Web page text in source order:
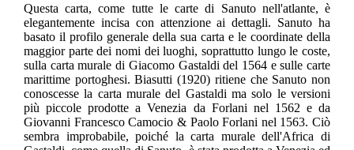
Questa carta, come tutte le carte di Sanuto nell'atlante, è
elegantemente incisa con attenzione ai dettagli. Sanuto ha
basato il profilo generale della sua carta e le coordinate della
maggior parte dei nomi dei luoghi, soprattutto lungo le coste,
sulla carta murale di Giacomo Gastaldi del 1564 e sulle carte
marittime portoghesi. Biasutti (1920) ritiene che Sanuto non
conoscesse la carta murale del Gastaldi ma solo le versioni
più piccole prodotte a Venezia da Forlani nel 1562 e da
Giovanni Francesco Camocio & Paolo Forlani nel 1563. Ciò
sembra improbabile, poiché la carta murale dell'Africa di